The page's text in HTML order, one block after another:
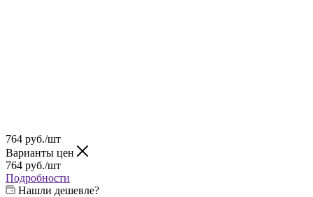
764 руб./шт
Варианты цен
764 руб./шт
Подробности
Нашли дешевле?